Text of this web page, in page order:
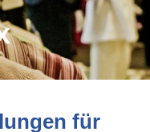
für